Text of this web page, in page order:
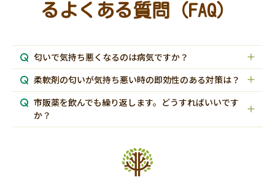
るよくある質問（FAQ）
匂いで気持ち悪くなるのは病気ですか？
柔軟剤の匂いが気持ち悪い時の即効性のある対策は？
市販薬を飲んでも繰り返します。どうすればいいです
か？